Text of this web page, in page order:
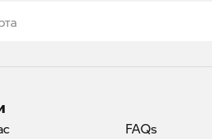
FAQs